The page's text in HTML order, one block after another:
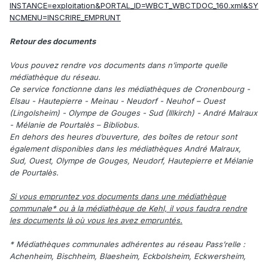
INSTANCE=exploitation&PORTAL_ID=WBCT_WBCTDOC_160.xml&SY
NCMENU=INSCRIRE_EMPRUNT
Retour des documents
Vous pouvez rendre vos documents dans n’importe quelle
médiathèque du réseau.
Ce service fonctionne dans les médiathèques de Cronenbourg -
Elsau - Hautepierre - Meinau - Neudorf - Neuhof – Ouest
(Lingolsheim) - Olympe de Gouges - Sud (Illkirch) - André Malraux
- Mélanie de Pourtalès – Bibliobus.
En dehors des heures d’ouverture, des boîtes de retour sont
également disponibles dans les médiathèques André Malraux,
Sud, Ouest, Olympe de Gouges, Neudorf, Hautepierre et Mélanie
de Pourtalès.
Si vous empruntez vos documents dans une médiathèque
communale* ou à la médiathèque de Kehl, il vous faudra rendre
les documents là où vous les avez empruntés.
* Médiathèques communales adhérentes au réseau Pass’relle :
Achenheim, Bischheim, Blaesheim, Eckbolsheim, Eckwersheim,